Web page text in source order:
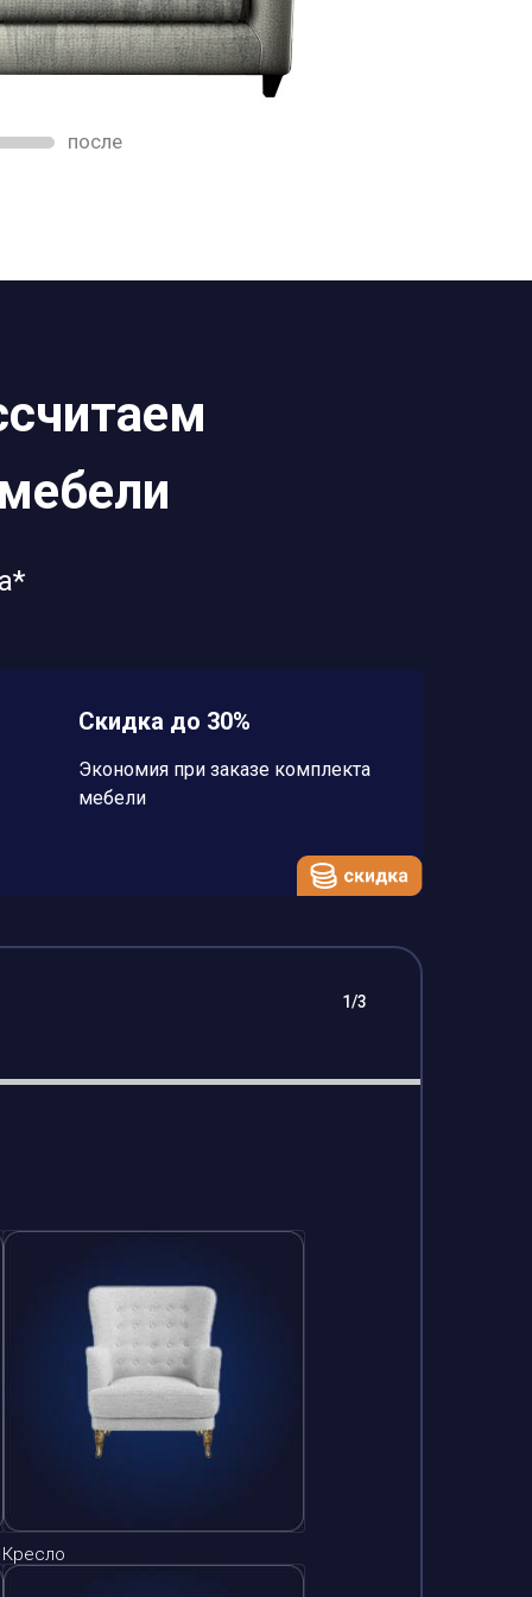
после
Скидка до 30%
Экономия при заказе комплекта
мебели
1/3
Кресло